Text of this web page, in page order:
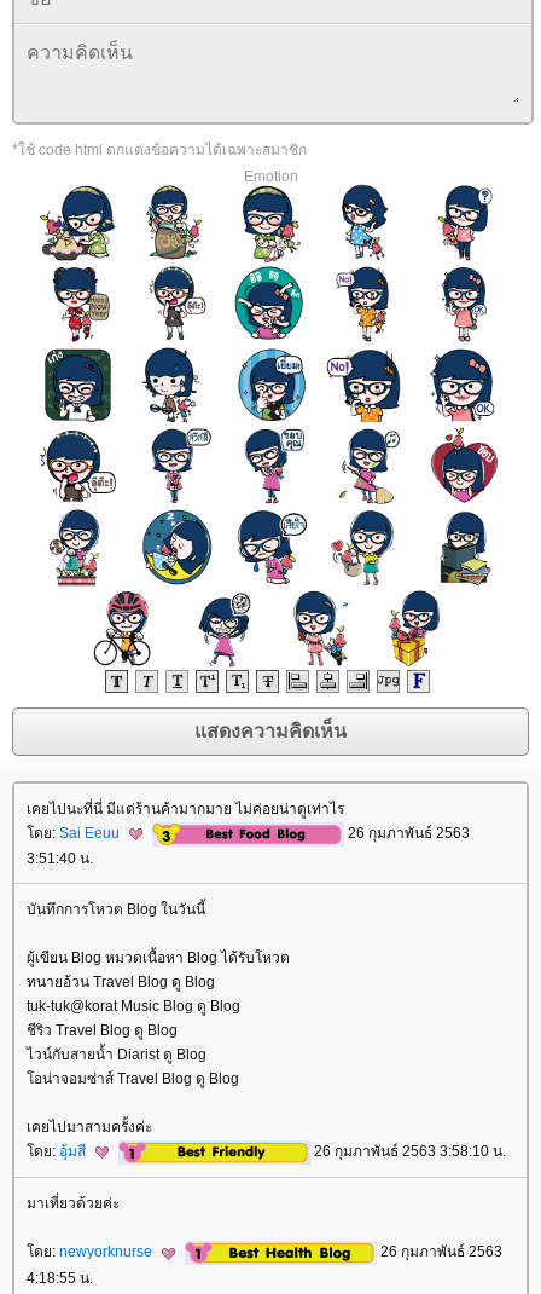
*ใช้ code html ตกแต่งข้อความได้เฉพาะสมาชิก
Emotion
เคยไปนะที่นี่ มีแต่ร้านค้ามากมาย ไม่ค่อยน่าดูเท่าไร
ดย: Sai Eeuu
26 กุมภาพันธ์ 2563
3:51:40 น.
บันทึกการโหวต Blog ในวันนี้
ผู้เขียน Blog หมวดเนื้อหา Blog ได้รับโหวต
ทนายอ้วน Travel Blog ดู Blog
tuk-tuk@korat Music Blog ดู Blog
ชีริว Travel Blog ดู Blog
ไวน์กับสายน้ำ Diarist ดู Blog
อน่าจอมซ่าส์ Travel Blog ดู Blog
เคยไปมาสามครั้งค่ะ
ดย: อุ้มสี 26 กุมภาพันธ์ 2563 3:58:10 น.
มาเที่ยวด้วยค่ะ
ดย: newyorknurse
26 กุมภาพันธ์ 2563
4:18:55 น.